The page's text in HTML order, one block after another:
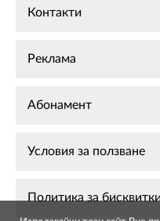
Контакти
Реклама
Абонамент
Условия за ползване
Политика за